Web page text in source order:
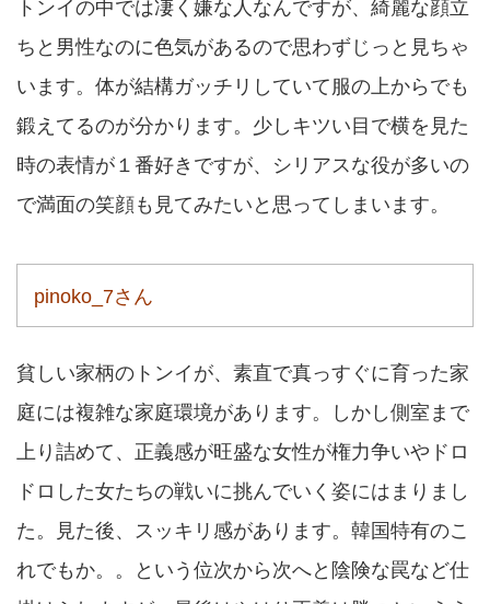
トンイの中では凄く嫌な人なんですが、綺麗な顔立
ちと男性なのに色気があるので思わずじっと見ちゃ
います。体が結構ガッチリしていて服の上からでも
鍛えてるのが分かります。少しキツい目で横を見た
時の表情が１番好きですが、シリアスな役が多いの
で満面の笑顔も見てみたいと思ってしまいます。
pinoko_7さん
貧しい家柄のトンイが、素直で真っすぐに育った家
庭には複雑な家庭環境があります。しかし側室まで
上り詰めて、正義感が旺盛な女性が権力争いやドロ
ドロした女たちの戦いに挑んでいく姿にはまりまし
た。見た後、スッキリ感があります。韓国特有のこ
れでもか。。という位次から次へと陰険な罠など仕